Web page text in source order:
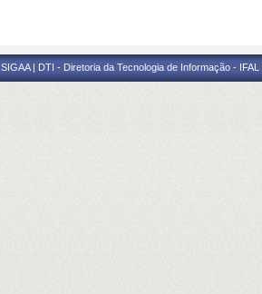
SIGAA | DTI - Diretoria da Tecnologia de Informação -